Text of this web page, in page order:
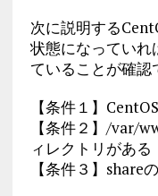
次に説明する
状態になっていれ
ていることが確認
【条件１】
【条件２】/var/
ィレクトリがある
【条件３】share